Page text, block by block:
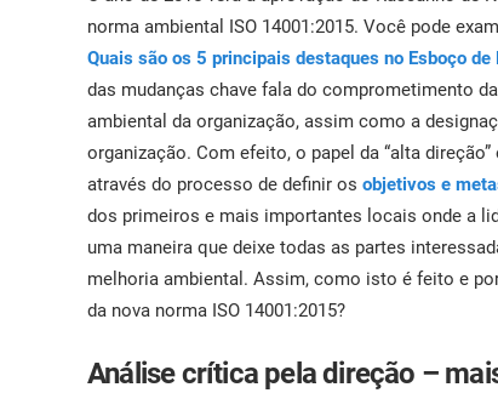
AS9100
norma ambiental ISO 14001:2015. Você pode
Quais são os 5 principais destaques no Esboço
das mudanças chave fala do comprometimento
ambiental da organização, assim como a
organização. Com efeito, o papel da “alta
através do processo de definir os objetivos e
dos primeiros e mais importantes locais onde a
uma maneira que deixe todas as partes
melhoria ambiental. Assim, como isto é feito e
da nova norma ISO 14001:2015?
Análise crítica pela direção –